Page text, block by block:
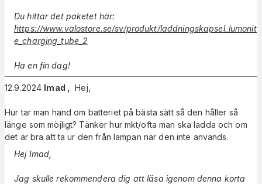
Du hittar det paketet här:
https://www.valostore.se/sv/produkt/laddningskapsel_lumonit
e_charging_tube_2
Ha en fin dag!
12.9.2024 Imad Hej,
Hur tar man hand om batteriet på bästa sätt så den håller så
länge som möjligt? Tänker hur mkt/ofta man ska ladda och om
det är bra att ta ur den från lampan när den inte används.
Hej Imad,
Jag skulle rekommendera dig att läsa igenom denna korta